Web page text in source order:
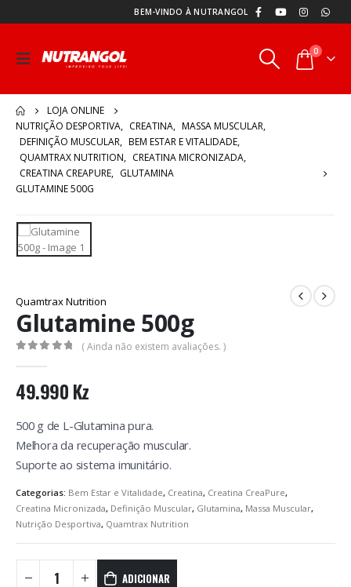
BEM-VINDO À NUTRANGOL
0
LOJA ONLINE
NUTRIÇÃO DESPORTIVA, CREATINA, MASSA MUSCULAR,
DEFINIÇÃO MUSCULAR, BEM ESTAR E VITALIDADE,
QUAMTRAX NUTRITION, CREATINA MICRONIZADA,
CREATINA CREAPURE, GLUTAMINA
GLUTAMINE 500G
Quamtrax Nutrition
Glutamine 500g
( Ainda não existem avaliações. )
49.990Kz
500 g de L-Glutamina pura.
Melhora da recuperação muscular.
Suporte ao sistema imunitário.
Categorias: Bem Estar e Vitalidade, Creatina, Creatina CreaPure,
Creatina Micronizada, Definição Muscular, Glutamina, Massa Muscular,
Nutrição Desportiva, Quamtrax Nutrition
ADICIONAR